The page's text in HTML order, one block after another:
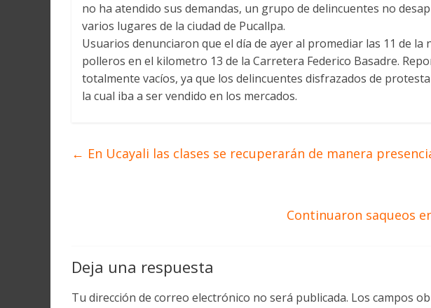
no ha atendido sus demandas, un grupo de delincuentes no
varios lugares de la ciudad de Pucallpa.
Usuarios denunciaron que el día de ayer al promediar las 11 de la
polleros en el kilometro 13 de la Carretera Federico Basadre.
totalmente vacíos, ya que los delincuentes disfrazados de
la cual iba a ser vendido en los mercados.
← En Ucayali las clases se recuperarán de manera
Continuaron saqueos
Deja una respuesta
Tu dirección de correo electrónico no será publicada. Los campos